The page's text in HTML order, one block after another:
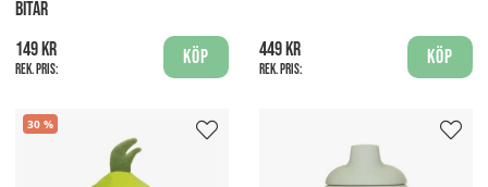
BITAR
149 kr
Rek. pris:
Köp 449 kr
Rek. pris:
Köp
30